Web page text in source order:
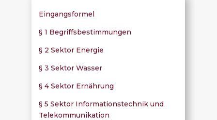
Eingangsformel
§ 1 Begriffsbestimmungen
§ 2 Sektor Energie
§ 3 Sektor Wasser
§ 4 Sektor Ernährung
§ 5 Sektor Informationstechnik und
Telekommunikation